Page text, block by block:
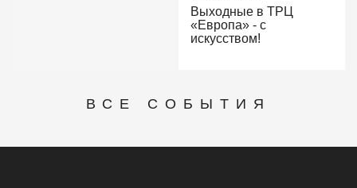
Выходные в ТРЦ
«Европа» - с
искусством!
ВСЕ СОБЫТИЯ